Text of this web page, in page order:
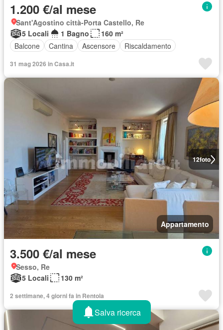
1.200 €/al mese
Sant'Agostino città-Porta Castello, Re
5 Locali
1 Bagno
160 m²
Balcone
Cantina Ascensore Riscaldamento
31 mag 2026 in Casa.it
12foto
Appartamento
3.500 €/al mese
Sesso, Re
5 Locali
130 m²
2 settimane, 4 giorni fa in Rentola
Salva ricerca